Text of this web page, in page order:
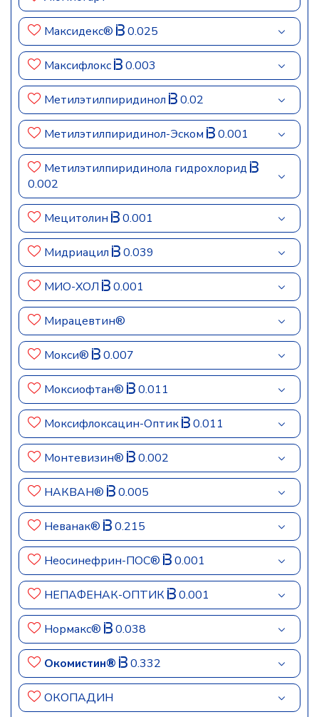
Максидекс® 0.025
Максифлокс 0.003
Метилэтилпиридинол 0.02
Метилэтилпиридинол-Эском 0.001
Метилэтилпиридинола гидрохлорид
0.002
Мецитолин 0.001
Мидриацил 0.039
МИО-ХОЛ 0.001
Мирацевтин®
Мокси® 0.007
Моксиофтан® 0.011
Моксифлоксацин-Оптик 0.011
Монтевизин® 0.002
НАКВАН® 0.005
Неванак® 0.215
Неосинефрин-ПОС® 0.001
НЕПАФЕНАК-ОПТИК 0.001
Нормакс® 0.038
Окомистин® 0.332
ОКОПАДИН